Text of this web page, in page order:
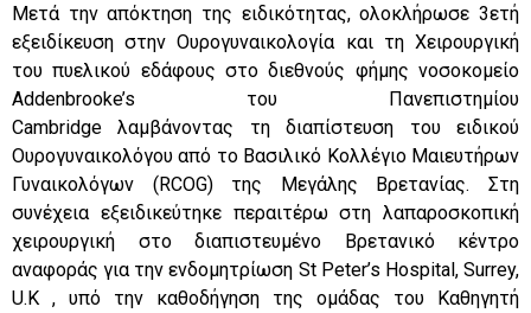
Μετά την απόκτηση της ειδικότητας, ολοκλήρωσε 3ετή
εξειδίκευση στην Ουρογυναικολογία και τη Χειρουργική
του πυελικού εδάφους στο διεθνούς φήμης νοσοκομείο
Addenbrooke’s του Πανεπιστημίου
Cambridge λαμβάνοντας τη διαπίστευση του ειδικού
Ουρογυναικολόγου από το Βασιλικό Κολλέγιο Μαιευτήρων
Γυναικολόγων (RCOG) της Μεγάλης Βρετανίας. Στη
συνέχεια εξειδικεύτηκε περαιτέρω στη λαπαροσκοπική
χειρουργική στο διαπιστευμένο Βρετανικό κέντρο
αναφοράς για την ενδομητρίωση St Peter’s Hospital, Surrey,
U.K , υπό την καθοδήγηση της ομάδας του Καθηγητή